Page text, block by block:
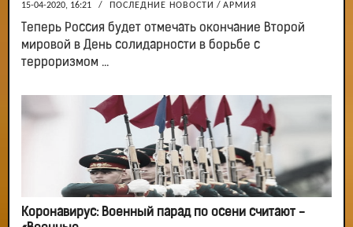
15-04-2020, 16:21 / ПОСЛЕДНИЕ НОВОСТИ / АРМИЯ
Теперь Россия будет отмечать окончание Второй
мировой в День солидарности в борьбе с
терроризмом ...
Коронавирус: Военный парад по осени считают -